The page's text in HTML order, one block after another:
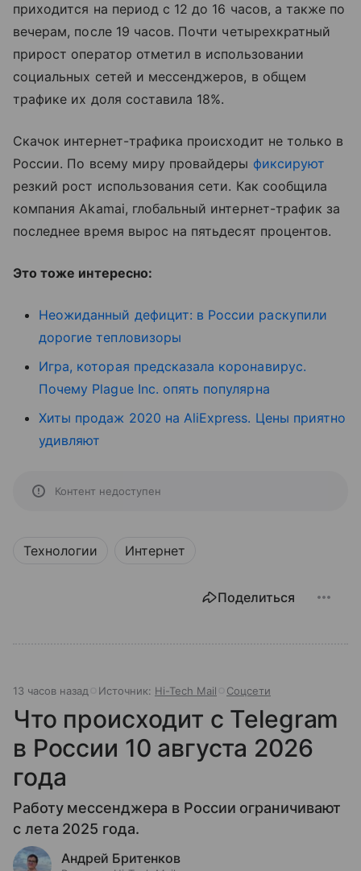
приходится на период с 12 до 16 часов, а также по
вечерам, после 19 часов. Почти четырехкратный
прирост оператор отметил в использовании
социальных сетей и мессенджеров, в общем
трафике их доля составила 18%.
Скачок интернет-трафика происходит не только в
России. По всему миру провайдеры фиксируют
резкий рост использования сети. Как сообщила
компания Akamai, глобальный интернет-трафик за
последнее время вырос на пятьдесят процентов.
Это тоже интересно:
Неожиданный дефицит: в России раскупили
дорогие тепловизоры
Игра, которая предсказала коронавирус.
Почему Plague Inc. опять популярна
Хиты продаж 2020 на AliExpress. Цены приятно
удивляют
Контент недоступен
Технологии Интернет
Поделиться
13 часов назад Источник: Hi-Tech Mail Соцсети
Что происходит с Telegram
в России 10 августа 2026
года
Работу мессенджера в России ограничивают
с лета 2025 года.
Андрей Бритенков